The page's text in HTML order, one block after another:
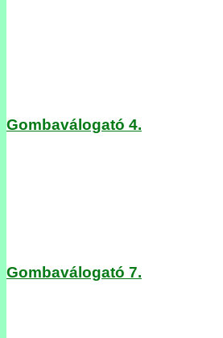
Gombaválogató 4.
Gombaválogató 7.